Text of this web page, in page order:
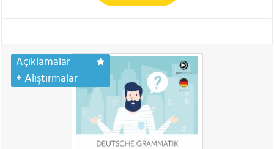
Açıklamalar
+ Alıştırmalar